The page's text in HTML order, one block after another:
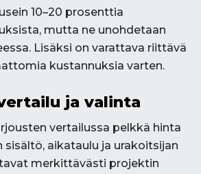
10–20 prosenttia
mutta ne unohdetaan
Lisäksi on varattava riittävä
kustannuksia varten.
ja valinta
vertailussa pelkkä hinta
sisältö, aikataulu ja urakoitsijan
merkittävästi projektin